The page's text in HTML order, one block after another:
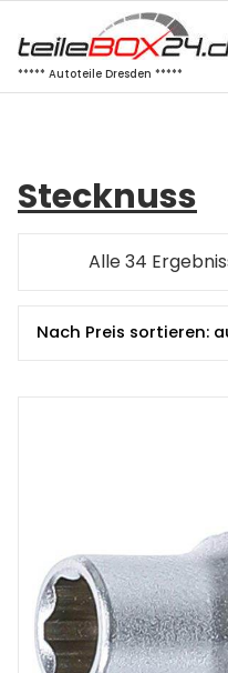
Inhalt
springen
***** Autoteile Dresden *****
Stecknuss
Alle 34